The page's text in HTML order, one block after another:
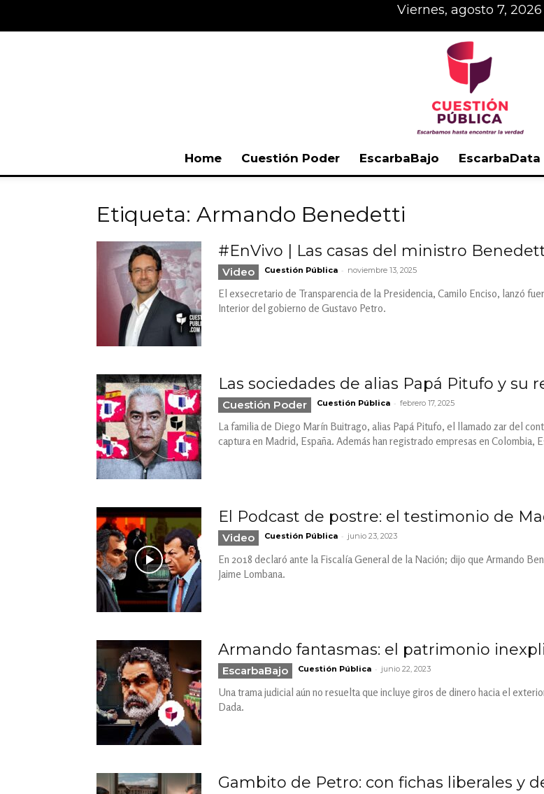
viernes, agosto 7, 2026
Home Cuestión Poder EscarbaBajo EscarbaData
Etiqueta: Armando Benedetti
#EnVivo | Las casas del ministro
Video Cuestión Pública - noviembre 13, 2025
El exsecretario de Transparencia de la Presidencia, Camilo Enciso, lanzó
Interior del gobierno de Gustavo Petro.
Las sociedades de alias Papá Pitufo y su
Cuestión Poder Cuestión Pública - febrero 17, 2025
La familia de Diego Marín Buitrago, alias Papá Pitufo, el llamado zar del
captura en Madrid, España. Además han registrado empresas en Colombia,
El Podcast de postre: el testimonio de
Video Cuestión Pública - junio 23, 2023
En 2018 declaró ante la Fiscalía General de la Nación; dijo que Armando
Jaime Lombana.
Armando fantasmas: el patrimonio
EscarbaBajo Cuestión Pública - junio 22, 2023
Una trama judicial aún no resuelta que incluye giros de dinero hacia el
Dada.
Gambito de Petro: con fichas liberales y